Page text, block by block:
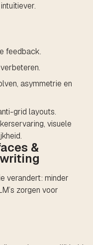
feedback.
asymmetrie en
grid layouts.
visuele
&
verandert: minder
zorgen voor